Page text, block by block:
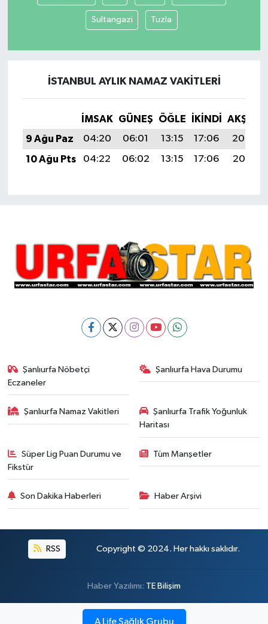
Sultangazi Tuzla
İSTANBUL AYLIK NAMAZ VAKITLERI
İMSAK GÜNEŞ ÖĞLE İKINDI
AKŞAM
9 Ağu Paz
04:20 06:01 13:15 17:06
20:19
10 Ağu Pts
04:22 06:02 13:15 17:06 20:18
Şanlıurfa Nöbetçi
Eczaneler
Şanlıurfa Hava Durumu
Şanlıurfa Namaz Vakitleri
Şanlıurfa Trafik Yoğunluk
Haritası
Süper Lig Puan Durumu ve
Fikstür
Tüm Manşetler
Son Dakika Haberleri Haber Arşivi
RSS Copyright © 2024. Her hakkı saklıdır.
Haber Yazılımı: TE Bilişim